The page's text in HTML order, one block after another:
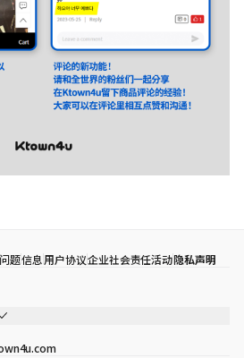
题信息用户协议企业社会责任活动隐私声明